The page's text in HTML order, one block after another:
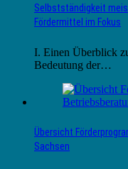
Selbstständigkeit
Fördermittel im Fokus
I. Einen Überblick
Bedeutung der…
Übersicht
Sachsen